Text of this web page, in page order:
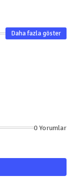
Daha fazla göster
0 Yorumlar